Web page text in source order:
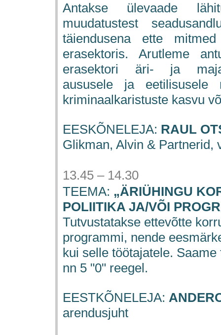
Antakse ülevaade
muudatustest
täiendusena ette
erasektoris. Arutleme
erasektori äri- ja
aususele ja
kriminaalkaristuste kasvu
EESKÕNELEJA: RAUL
Glikman, Alvin & Partnerid,
13.45 – 14.30
TEEMA: „ÄRIÜHINGU
POLIITIKA JA/VÕI
Tutvustatakse ettevõtte
programmi, nende
kui selle töötajatele.
nn 5 "0" reegel.
EESTKÕNELEJA:
arendusjuht